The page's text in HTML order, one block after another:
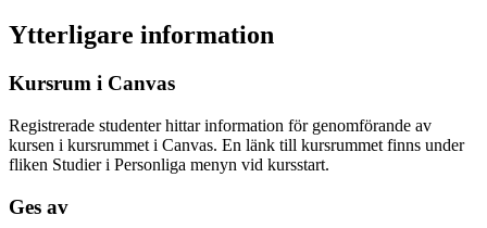
Ytterligare information
Kursrum i Canvas
Registrerade studenter hittar information för genomförande av
kursen i kursrummet i Canvas. En länk till kursrummet finns under
fliken Studier i Personliga menyn vid kursstart.
Ges av